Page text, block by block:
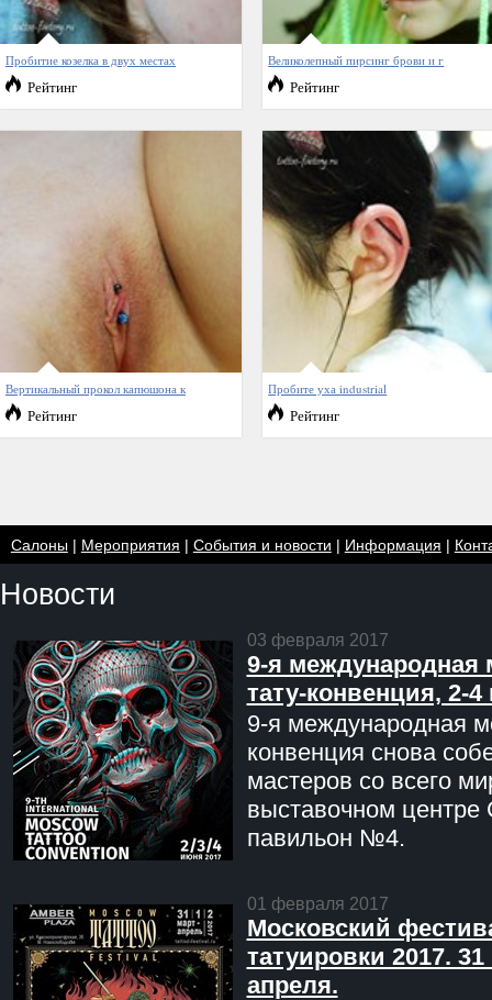
Пробитие козелка в двух местах
Рейтинг
Великолепный пирсинг брови и г
Рейтинг
Вертикальный прокол капюшона к
Рейтинг
Пробите уха industrial
Рейтинг
Салоны| Мероприятия | События и новости | Информация |
Новости
03 февраля 2017
9-я международная
тату-конвенция, 2-
9-я международная
конвенция снова
мастеров со всего
выставочном центре
павильон №4.
01 февраля 2017
Московский
татуировки 2017. 31
апреля.